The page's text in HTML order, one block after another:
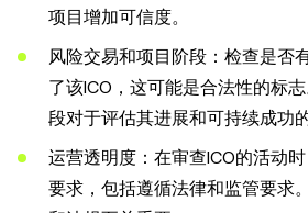
项目增加可信度。
风险交易和项目阶段：检查是否
了该ICO，这可能是合法性的标
段对于评估其进展和可持续成功
运营透明度：在审查ICO的活动
要求，包括遵循法律和监管要求